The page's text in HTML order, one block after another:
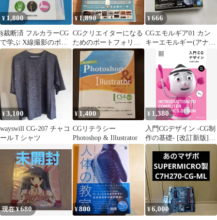
¥ 1,800
§裁断済 フルカラーCG
で学ぶ X線撮影のポジ
ショニングとテクニッ
¥ 1,890
CGクリエイターになる
ためのポートフォリオ
制作の教科書
¥666
CGエモルギア01 カン
キーエモルギー(アナザ
ーver.)
¥3,100
wayswill CG-207 チャコ
ールＴシャツ
¥ 1,400
CGリテラシー
Photoshop & Illustrator
¥ 1,380
入門CGデザイン -CG制
作の基礎- [改訂新版]
(中古)
現在 ¥680 ¥800 ¥6,000